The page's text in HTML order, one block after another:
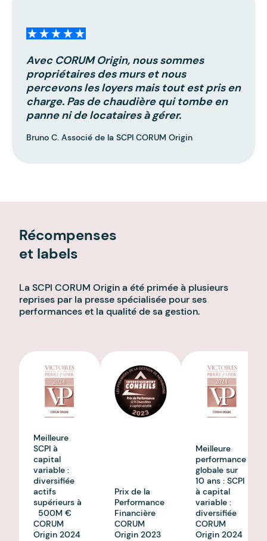
Avec CORUM Origin, nous sommes
propriétaires des murs et nous
percevons les loyers mais tout est pris en
charge. Pas de chaudière qui tombe en
panne ni de locataires à gérer.
Bruno C. Associé de la SCPI CORUM Origin
Récompenses
et labels
La SCPI CORUM Origin a été primée à plusieurs
reprises par la presse spécialisée pour ses
performances et la qualité de sa gestion.
Meilleure
SCPI à
capital
variable :
diversifiée
actifs
supérieurs à
500M €
CORUM
Origin 2024
Prix de la
Performance
Financière
CORUM
Origin 2023
Meilleure
performance
globale sur
10 ans : SCPI
à capital
variable :
diversifiée
CORUM
Origin 2024